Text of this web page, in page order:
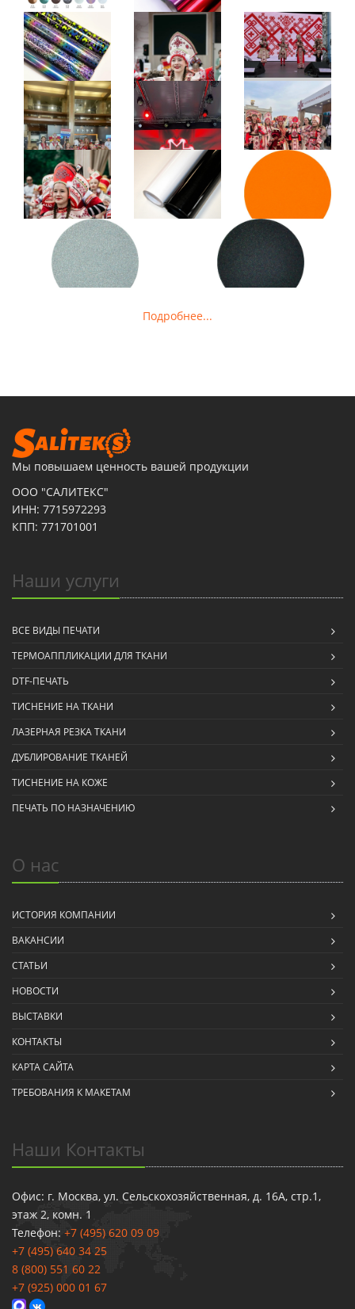
Подробнее...
Мы повышаем ценность вашей продукции
ООО "САЛИТЕКС"
ИНН: 7715972293
КПП: 771701001
Наши услуги
ВСЕ ВИДЫ ПЕЧАТИ
ТЕРМОАППЛИКАЦИИ ДЛЯ ТКАНИ
DTF-ПЕЧАТЬ
ТИСНЕНИЕ НА ТКАНИ
ЛАЗЕРНАЯ РЕЗКА ТКАНИ
ДУБЛИРОВАНИЕ ТКАНЕЙ
ТИСНЕНИЕ НА КОЖЕ
ПЕЧАТЬ ПО НАЗНАЧЕНИЮ
О нас
ИСТОРИЯ КОМПАНИИ
ВАКАНСИИ
СТАТЬИ
НОВОСТИ
ВЫСТАВКИ
КОНТАКТЫ
КАРТА САЙТА
ТРЕБОВАНИЯ К МАКЕТАМ
Наши Контакты
Офис: г. Москва, ул. Сельскохозяйственная, д. 16А, стр.1,
этаж 2, комн. 1
Телефон: +7 (495) 620 09 09
+7 (495) 640 34 25
8 (800) 551 60 22
+7 (925) 000 01 67